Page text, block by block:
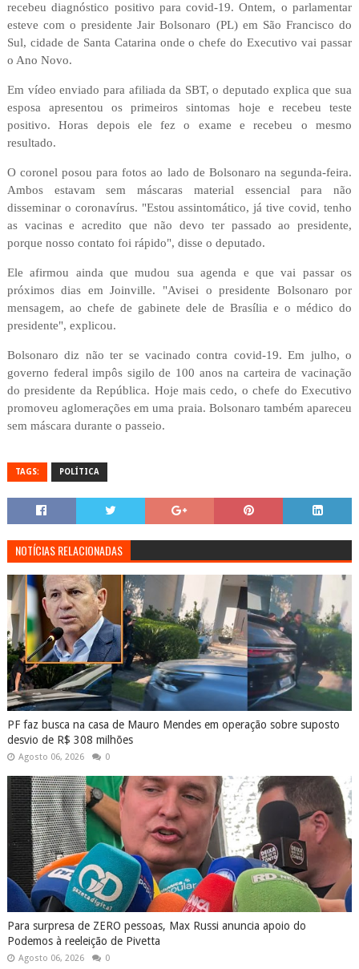
recebeu diagnóstico positivo para covid-19. Ontem, o parlamentar
esteve com o presidente Jair Bolsonaro (PL) em São Francisco do
Sul, cidade de Santa Catarina onde o chefe do Executivo vai passar
o Ano Novo.
Em vídeo enviado para afiliada da SBT, o deputado explica que sua
esposa apresentou os primeiros sintomas hoje e recebeu teste
positivo. Horas depois ele fez o exame e recebeu o mesmo
resultado.
O coronel posou para fotos ao lado de Bolsonaro na segunda-feira.
Ambos estavam sem máscaras material essencial para não
disseminar o coronavírus. "Estou assintomático, já tive covid, tenho
as vacinas e acredito que não devo ter passado ao presidente,
porque nosso contato foi rápido", disse o deputado.
Ele afirmou ainda que mudou sua agenda e que vai passar os
próximos dias em Joinville. "Avisei o presidente Bolsonaro por
mensagem, ao chefe de gabinete dele de Brasília e o médico do
presidente", explicou.
Bolsonaro diz não ter se vacinado contra covid-19. Em julho, o
governo federal impôs sigilo de 100 anos na carteira de vacinação
do presidente da República. Hoje mais cedo, o chefe do Executivo
promoveu aglomerações em uma praia. Bolsonaro também apareceu
sem máscara durante o passeio.
TAGS: POLÍTICA
NOTÍCIAS RELACIONADAS
PF faz busca na casa de Mauro Mendes em operação sobre suposto
desvio de R$ 308 milhões
Agosto 06, 2026 0
Para surpresa de ZERO pessoas, Max Russi anuncia apoio do
Podemos à reeleição de Pivetta
Agosto 06, 2026 0